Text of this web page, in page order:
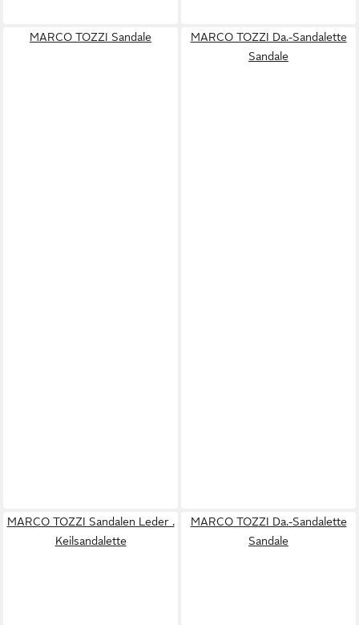
MARCO TOZZI Sandale
MARCO TOZZI Da.-Sandalette
Sandale
MARCO TOZZI Sandalen Leder .
Keilsandalette
MARCO TOZZI Da.-Sandalette
Sandale